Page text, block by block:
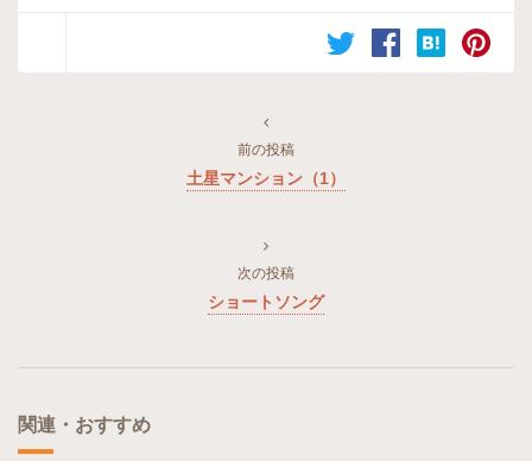
前の投稿
土星マンション（1）
次の投稿
ショートソング
関連・おすすめ